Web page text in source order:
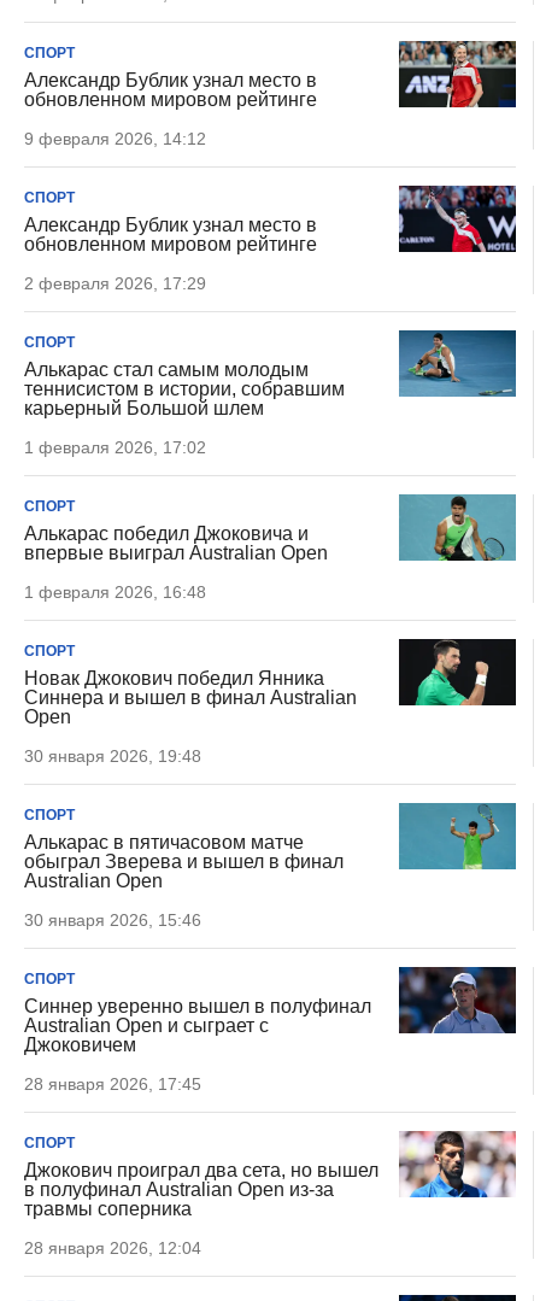
СПОРТ
Александр Бублик узнал место в
обновленном мировом рейтинге
9 февраля 2026, 14:12
СПОРТ
Александр Бублик узнал место в
обновленном мировом рейтинге
2 февраля 2026, 17:29
СПОРТ
Алькарас стал самым молодым
теннисистом в истории, собравшим
карьерный Большой шлем
1 февраля 2026, 17:02
СПОРТ
Алькарас победил Джоковича и
впервые выиграл Australian Open
1 февраля 2026, 16:48
СПОРТ
Новак Джокович победил Янника
Синнера и вышел в финал Australian
Open
30 января 2026, 19:48
СПОРТ
Алькарас в пятичасовом матче
обыграл Зверева и вышел в финал
Australian Open
30 января 2026, 15:46
СПОРТ
Синнер уверенно вышел в полуфинал
Australian Open и сыграет с
Джоковичем
28 января 2026, 17:45
СПОРТ
Джокович проиграл два сета, но вышел
в полуфинал Australian Open из-за
травмы соперника
28 января 2026, 12:04